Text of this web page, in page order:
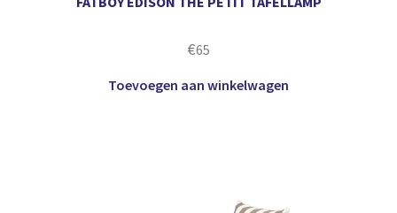
€65
Toevoegen aan winkelwagen